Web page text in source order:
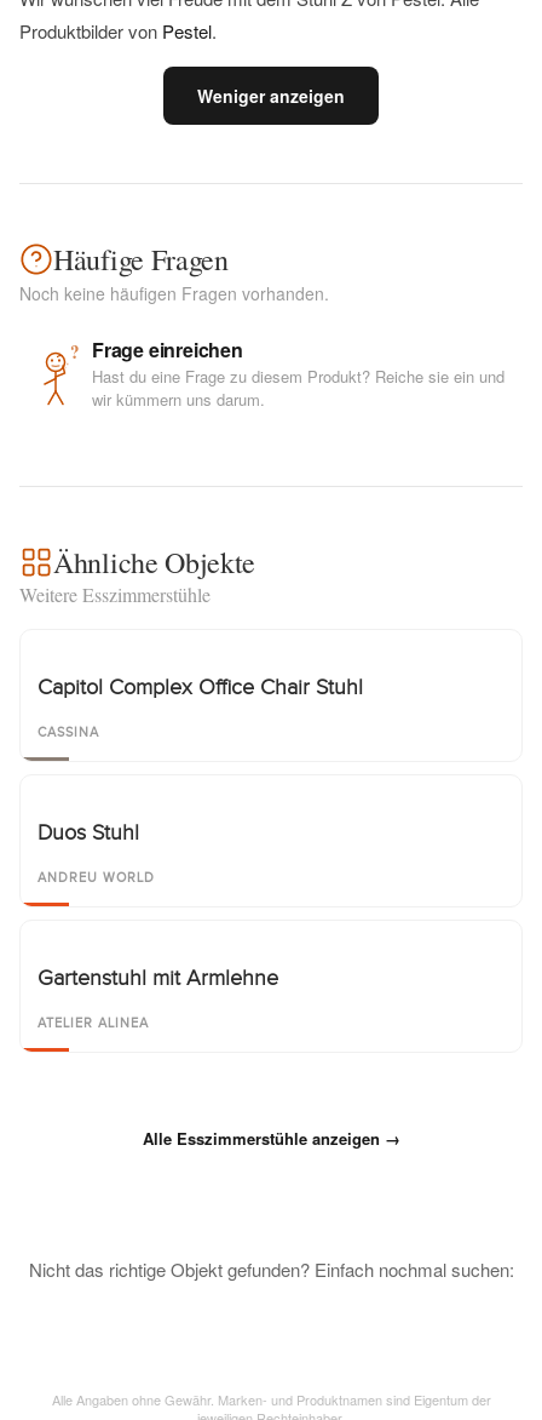
Produktbilder von Pestel.
Weniger anzeigen
Häufige Fragen
Noch keine häufigen Fragen vorhanden.
? Frage einreichen
Hast du eine Frage zu diesem Produkt? Reiche sie ein und
wir kümmern uns darum.
Ähnliche Objekte
Weitere Esszimmerstühle
Capitol Complex Office Chair Stuhl
CASSINA
Duos Stuhl
ANDREU WORLD
Gartenstuhl mit Armlehne
ATELIER ALINEA
Alle Esszimmerstühle anzeigen →
Nicht das richtige Objekt gefunden? Einfach nochmal suchen:
Alle Angaben ohne Gewähr. Marken- und Produktnamen sind Eigentum der